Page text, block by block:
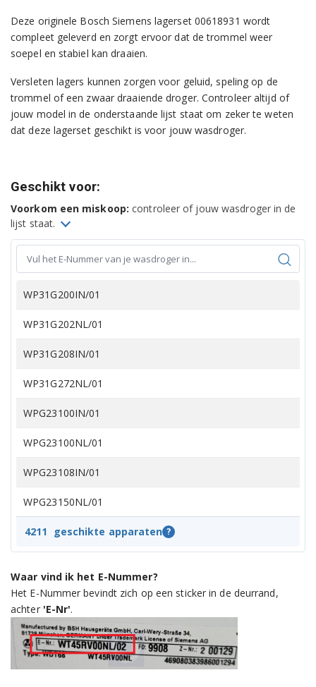
Deze originele Bosch Siemens lagerset 00618931 wordt
compleet geleverd en zorgt ervoor dat de trommel weer
soepel en stabiel kan draaien.
Versleten lagers kunnen zorgen voor geluid, speling op de
trommel of een zwaar draaiende droger. Controleer altijd of
jouw model in de onderstaande lijst staat om zeker te weten
dat deze lagerset geschikt is voor jouw wasdroger.
Geschikt voor:
Voorkom een miskoop: controleer of jouw wasdroger in de
lijst staat.
WP31G200IN/01
WP31G202NL/01
WP31G208IN/01
WP31G272NL/01
WPG23100IN/01
WPG23100NL/01
WPG23108IN/01
WPG23150NL/01
WPG23172NL/01
WQ35G2D00/01
WQ35G2D90/01
WQ35G2DG0/01
4211 geschikte apparaten ?
Waar vind ik het E-Nummer?
Het E-Nummer bevindt zich op een sticker in de deurrand,
achter 'E-Nr'.